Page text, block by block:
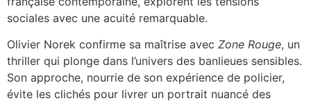
sociales avec une acuité remarquable.
Olivier Norek confirme sa maîtrise avec Zone Rouge, un
thriller qui plonge dans l’univers des banlieues sensibles.
Son approche, nourrie de son expérience de policier,
évite les clichés pour livrer un portrait nuancé des